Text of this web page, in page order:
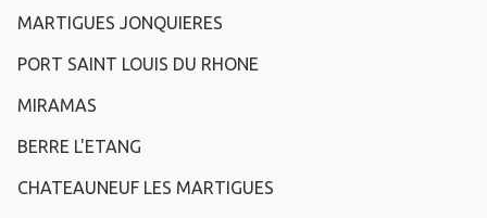
MARTIGUES JONQUIERES
PORT SAINT LOUIS DU RHONE
MIRAMAS
BERRE L'ETANG
CHATEAUNEUF LES MARTIGUES